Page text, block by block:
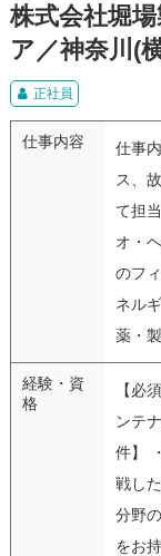
株式会社堀
ア／神奈川(
正社員
仕事内容
仕事
ス、
て担
オ・
のフ
ネル
薬・
経験・資
格
【必
ンテ
件】
戦し
分野
をお